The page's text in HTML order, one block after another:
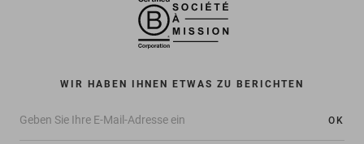
WIR HABEN IHNEN ETWAS ZU BERICHTEN
OK